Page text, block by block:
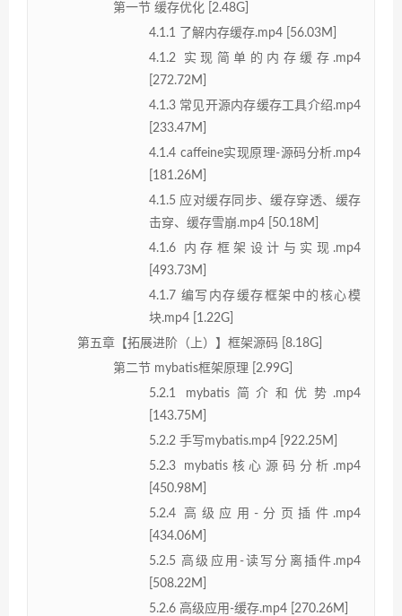
第一节 缓存优化 [2.48G]
4.1.1 了解内存缓存.mp4 [56.03M]
4.1.2 实现简单的内存缓存.mp4
[272.72M]
4.1.3 常见开源内存缓存工具介绍.mp4
[233.47M]
4.1.4 caffeine实现原理-源码分析.mp4
[181.26M]
4.1.5 应对缓存同步、缓存穿透、缓存
击穿、缓存雪崩.mp4 [50.18M]
4.1.6 内存框架设计与实现.mp4
[493.73M]
4.1.7 编写内存缓存框架中的核心模
块.mp4 [1.22G]
第五章【拓展进阶（上）】框架源码 [8.18G]
第二节 mybatis框架原理 [2.99G]
5.2.1 mybatis简介和优势.mp4
[143.75M]
5.2.2 手写mybatis.mp4 [922.25M]
5.2.3 mybatis核心源码分析.mp4
[450.98M]
5.2.4 高级应用-分页插件.mp4
[434.06M]
5.2.5 高级应用-读写分离插件.mp4
[508.22M]
5.2.6 高级应用-缓存.mp4 [270.26M]